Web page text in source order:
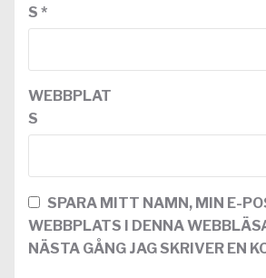
S *
WEBBPLAT
S
SPARA MITT NAMN, MIN E-
WEBBPLATS I DENNA
NÄSTA GÅNG JAG SKRIVER EN